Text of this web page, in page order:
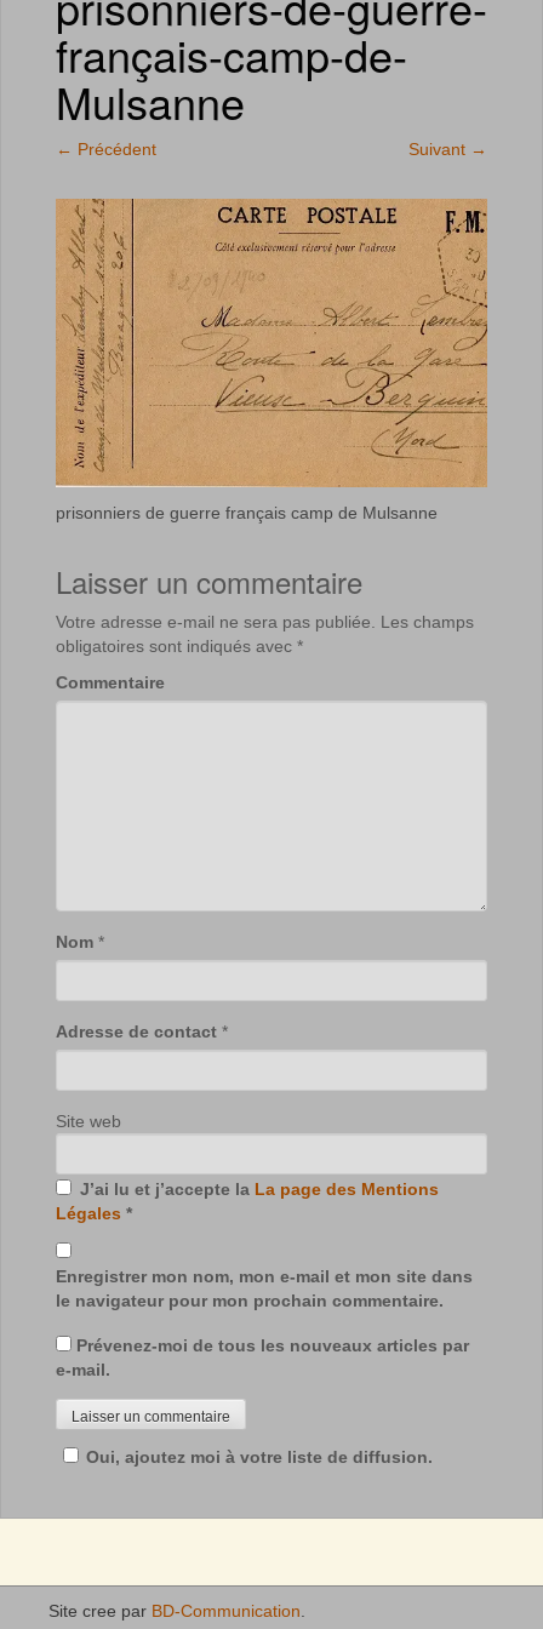
français-camp-de-
Mulsanne
← Précédent Suivant →
prisonniers de guerre français camp de Mulsanne
Laisser un commentaire
Votre adresse e-mail ne sera pas publiée. Les champs
obligatoires sont indiqués avec *
Commentaire
Nom *
Adresse de contact *
Site web
J’ai lu et j’accepte la La page des Mentions
Légales *
Enregistrer mon nom, mon e-mail et mon site dans
le navigateur pour mon prochain commentaire.
Prévenez-moi de tous les nouveaux articles par
e-mail.
Oui, ajoutez moi à votre liste de diffusion.
Site cree par BD-Communication.